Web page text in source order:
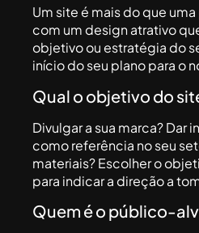
Um site é mais do que
com um design atrativo
objetivo ou estratégia do
início do seu plano para o
Qual o objetivo do
Divulgar a sua marca? Dar
como referência no seu
materiais? Escolher o
para indicar a direção a
Quem é o público-